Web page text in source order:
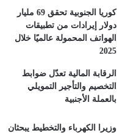
كوريا الجنوبية تحقق 69 مليار
دولار إيرادات من تطبيقات
الهواتف المحمولة عالميًا خلال
2025
الرقابة المالية تعدّل ضوابط
التخصيم والتأجير التمويلي
بالعملة الأجنبية
وزيرا الكهرباء والتخطيط يبحثان